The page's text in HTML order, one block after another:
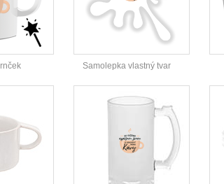
Samolepka vlastný tvar